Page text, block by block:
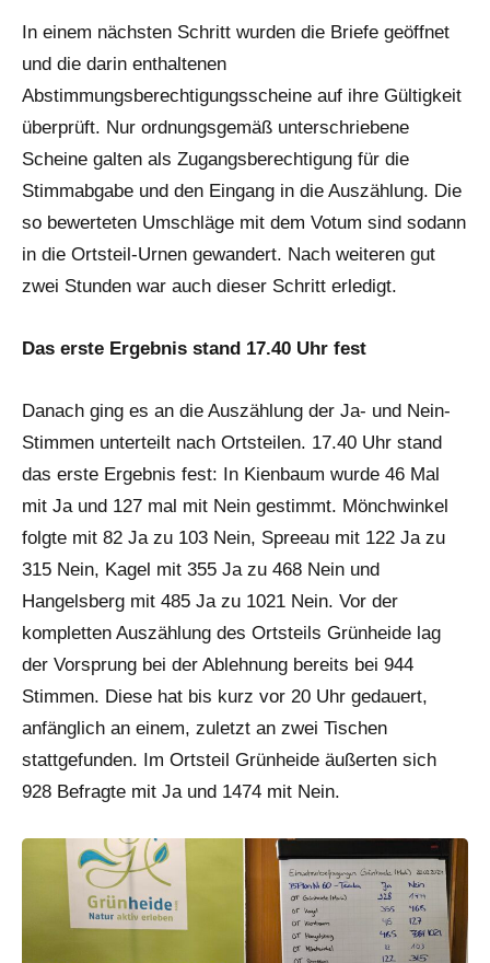
In einem nächsten Schritt wurden die Briefe geöffnet
und die darin enthaltenen
Abstimmungsberechtigungsscheine auf ihre Gültigkeit
überprüft. Nur ordnungsgemäß unterschriebene
Scheine galten als Zugangsberechtigung für die
Stimmabgabe und den Eingang in die Auszählung. Die
so bewerteten Umschläge mit dem Votum sind sodann
in die Ortsteil-Urnen gewandert. Nach weiteren gut
zwei Stunden war auch dieser Schritt erledigt.
Das erste Ergebnis stand 17.40 Uhr fest
Danach ging es an die Auszählung der Ja- und Nein-
Stimmen unterteilt nach Ortsteilen. 17.40 Uhr stand
das erste Ergebnis fest: In Kienbaum wurde 46 Mal
mit Ja und 127 mal mit Nein gestimmt. Mönchwinkel
folgte mit 82 Ja zu 103 Nein, Spreeau mit 122 Ja zu
315 Nein, Kagel mit 355 Ja zu 468 Nein und
Hangelsberg mit 485 Ja zu 1021 Nein. Vor der
kompletten Auszählung des Ortsteils Grünheide lag
der Vorsprung bei der Ablehnung bereits bei 944
Stimmen. Diese hat bis kurz vor 20 Uhr gedauert,
anfänglich an einem, zuletzt an zwei Tischen
stattgefunden. Im Ortsteil Grünheide äußerten sich
928 Befragte mit Ja und 1474 mit Nein.